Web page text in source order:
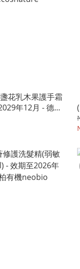
花乳木果護手霜
年12月 - 德國